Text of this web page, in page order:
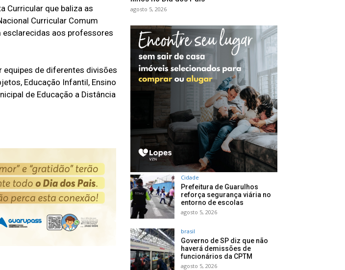
Curricular que baliza as
Curricular Comum
esclarecidas aos professores
de diferentes divisões
Educação Infantil, Ensino
de Educação a Distância
agosto 5, 2026
Cidade
Prefeitura de Guarulhos
reforça segurança viária no
entorno de escolas
agosto 5, 2026
brasil
Governo de SP diz que não
haverá demissões de
funcionários da CPTM
agosto 5, 2026